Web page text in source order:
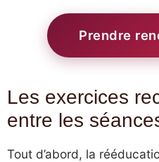
Prendre
Les exercices
entre les
Tout d’abord, la